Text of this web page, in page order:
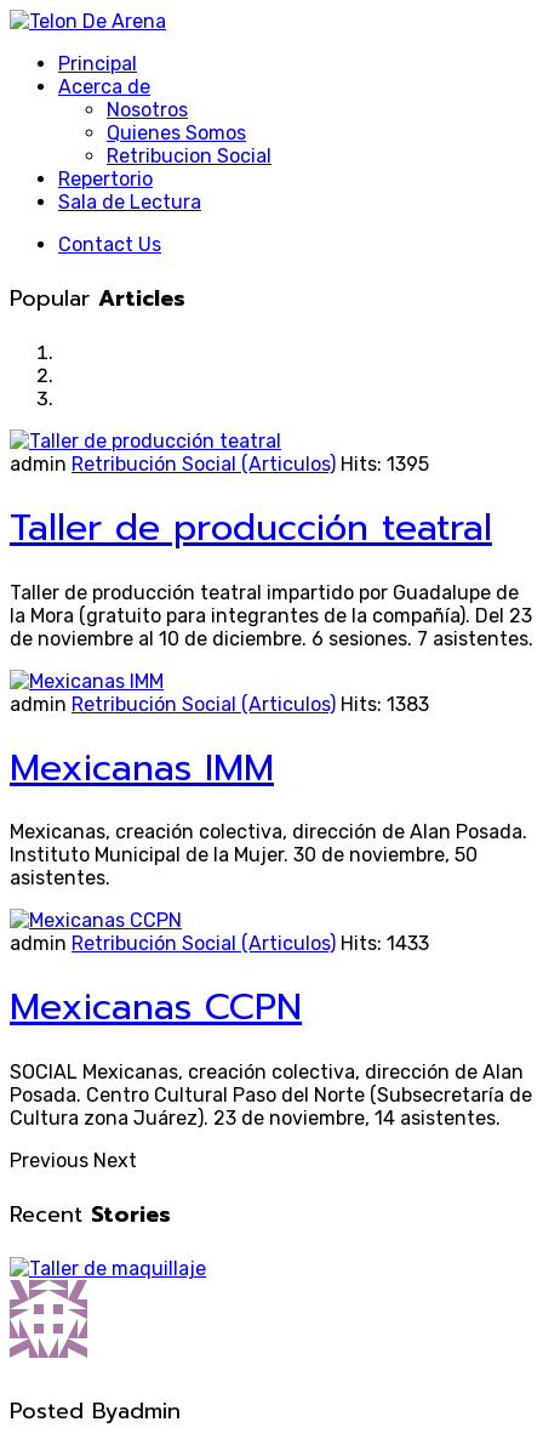
Principal
Acerca de
Nosotros
Quienes Somos
Retribucion Social
Repertorio
Sala de Lectura
Contact Us
Popular Articles
admin Retribución Social (Articulos) Hits: 1395
Taller de producción teatral
Taller de producción teatral impartido por Guadalupe de
la Mora (gratuito para integrantes de la compañía). Del 23
de noviembre al 10 de diciembre. 6 sesiones. 7 asistentes.
admin Retribución Social (Articulos) Hits: 1383
Mexicanas IMM
Mexicanas, creación colectiva, dirección de Alan Posada.
Instituto Municipal de la Mujer. 30 de noviembre, 50
asistentes.
admin Retribución Social (Articulos) Hits: 1433
Mexicanas CCPN
SOCIAL Mexicanas, creación colectiva, dirección de Alan
Posada. Centro Cultural Paso del Norte (Subsecretaría de
Cultura zona Juárez). 23 de noviembre, 14 asistentes.
Previous Next
Recent Stories
Posted Byadmin